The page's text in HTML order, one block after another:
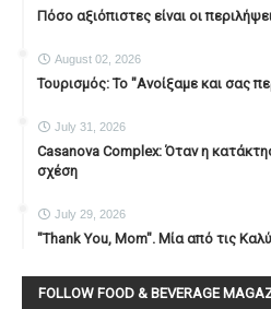
Πόσο αξιόπιστες είναι οι
August 02, 2026
Τουρισμός: Το "Ανοίξαμε και σας
July 31, 2026
Casanova Complex: Όταν η
σχέση
July 29, 2026
"Thank You, Mοm". Μία από τις
FOLLOW FOOD & BEVERAGE